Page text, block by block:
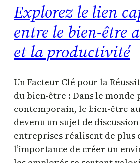
Explorez le lien
entre le bien-être
et la productivité
Un Facteur Clé pour la
du bien-être : Dans le monde
contemporain, le bien-être
devenu un sujet de
entreprises réalisent de plus
l’importance de créer un